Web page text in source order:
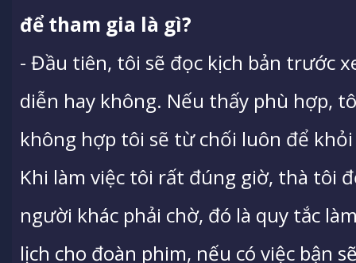
để tham gia là gì?
- Đầu tiên, tôi sẽ đọc kịch bản trước
diễn hay không. Nếu thấy phù hợp,
không hợp tôi sẽ từ chối luôn để
Khi làm việc tôi rất đúng giờ, thà tôi
người khác phải chờ, đó là quy tắc
lịch cho đoàn phim, nếu có việc bận